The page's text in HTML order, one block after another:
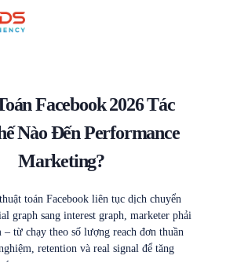
Facebook 2026 Tác
Nào Đến Performance
Marketing?
toán Facebook liên tục dịch chuyển
graph sang interest graph, marketer phải
– từ chạy theo số lượng reach đơn thuần
retention và real signal để tăng